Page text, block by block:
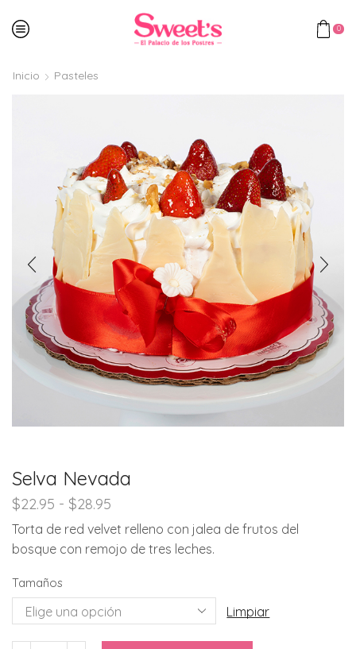
0
Inicio Pasteles
Selva Nevada
$22.95 - $28.95
precios:
desde
$28.95
Torta de red velvet relleno con jalea de frutos del
bosque con remojo de tres leches.
Tamaños
Limpiar